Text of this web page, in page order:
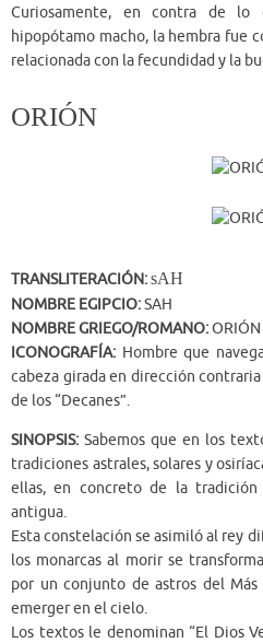
Curiosamente, en contra de
hipopótamo macho, la hembra fue
relacionada con la fecundidad y la
ORIÓN
TRANSLITERACIÓN:sAH
NOMBRE EGIPCIO:SAH
NOMBRE GRIEGO/ROMANO:ORIÓN
ICONOGRAFÍA: Hombre que
cabeza girada en dirección
de los “Decanes”.
SINOPSIS: Sabemos que en los
tradiciones astrales, solares y
ellas, en concreto de la
antigua.
Esta constelación se asimiló al rey
los monarcas al morir se
por un conjunto de astros del
emerger en el cielo.
Los textos le denominan “El Dios